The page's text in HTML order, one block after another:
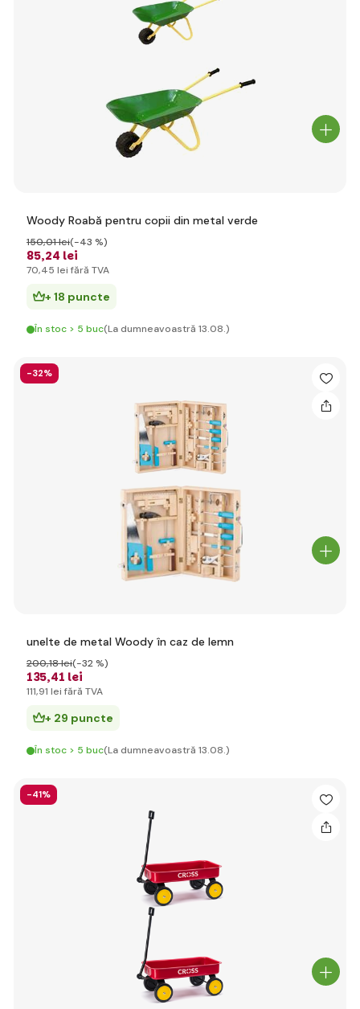
Woody Roabă pentru copii din metal verde
85,24 lei
150,01 lei(-43 %)
70,45 lei fără TVA
+ 18 puncte
În stoc > 5 buc(La dumneavoastră 13.08.)
-32%
unelte de metal Woody în caz de lemn
135,41 lei
200,18 lei(-32 %)
111,91 lei fără TVA
+ 29 puncte
În stoc > 5 buc(La dumneavoastră 13.08.)
-41%